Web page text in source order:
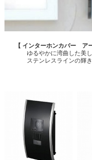
【 インターホンカバー ア
ゆるやかに湾曲した美し
ステンレスラインの輝き